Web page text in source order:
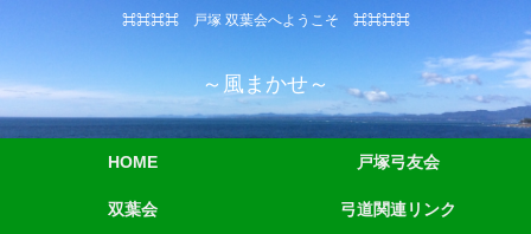
⌘⌘⌘⌘ 戸塚 双葉会へようこそ ⌘⌘⌘⌘
～風まかせ～
HOME 戸塚弓友会
双葉会 弓道関連リンク